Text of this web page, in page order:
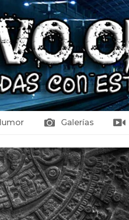
Galerías